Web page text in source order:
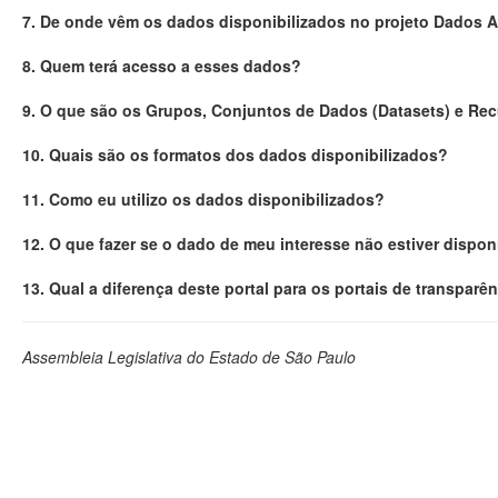
7. De onde vêm os dados disponibilizados no projeto Dados
8. Quem terá acesso a esses dados?
9. O que são os Grupos, Conjuntos de Dados (Datasets) e
10. Quais são os formatos dos dados disponibilizados?
11. Como eu utilizo os dados disponibilizados?
12. O que fazer se o dado de meu interesse não estiver
13. Qual a diferença deste portal para os portais de
Assembleia Legislativa do Estado de São Paulo